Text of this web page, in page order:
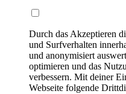
Durch das Akzeptieren
und Surfverhalten
und anonymisiert
optimieren und das
verbessern. Mit deiner
Webseite folgende